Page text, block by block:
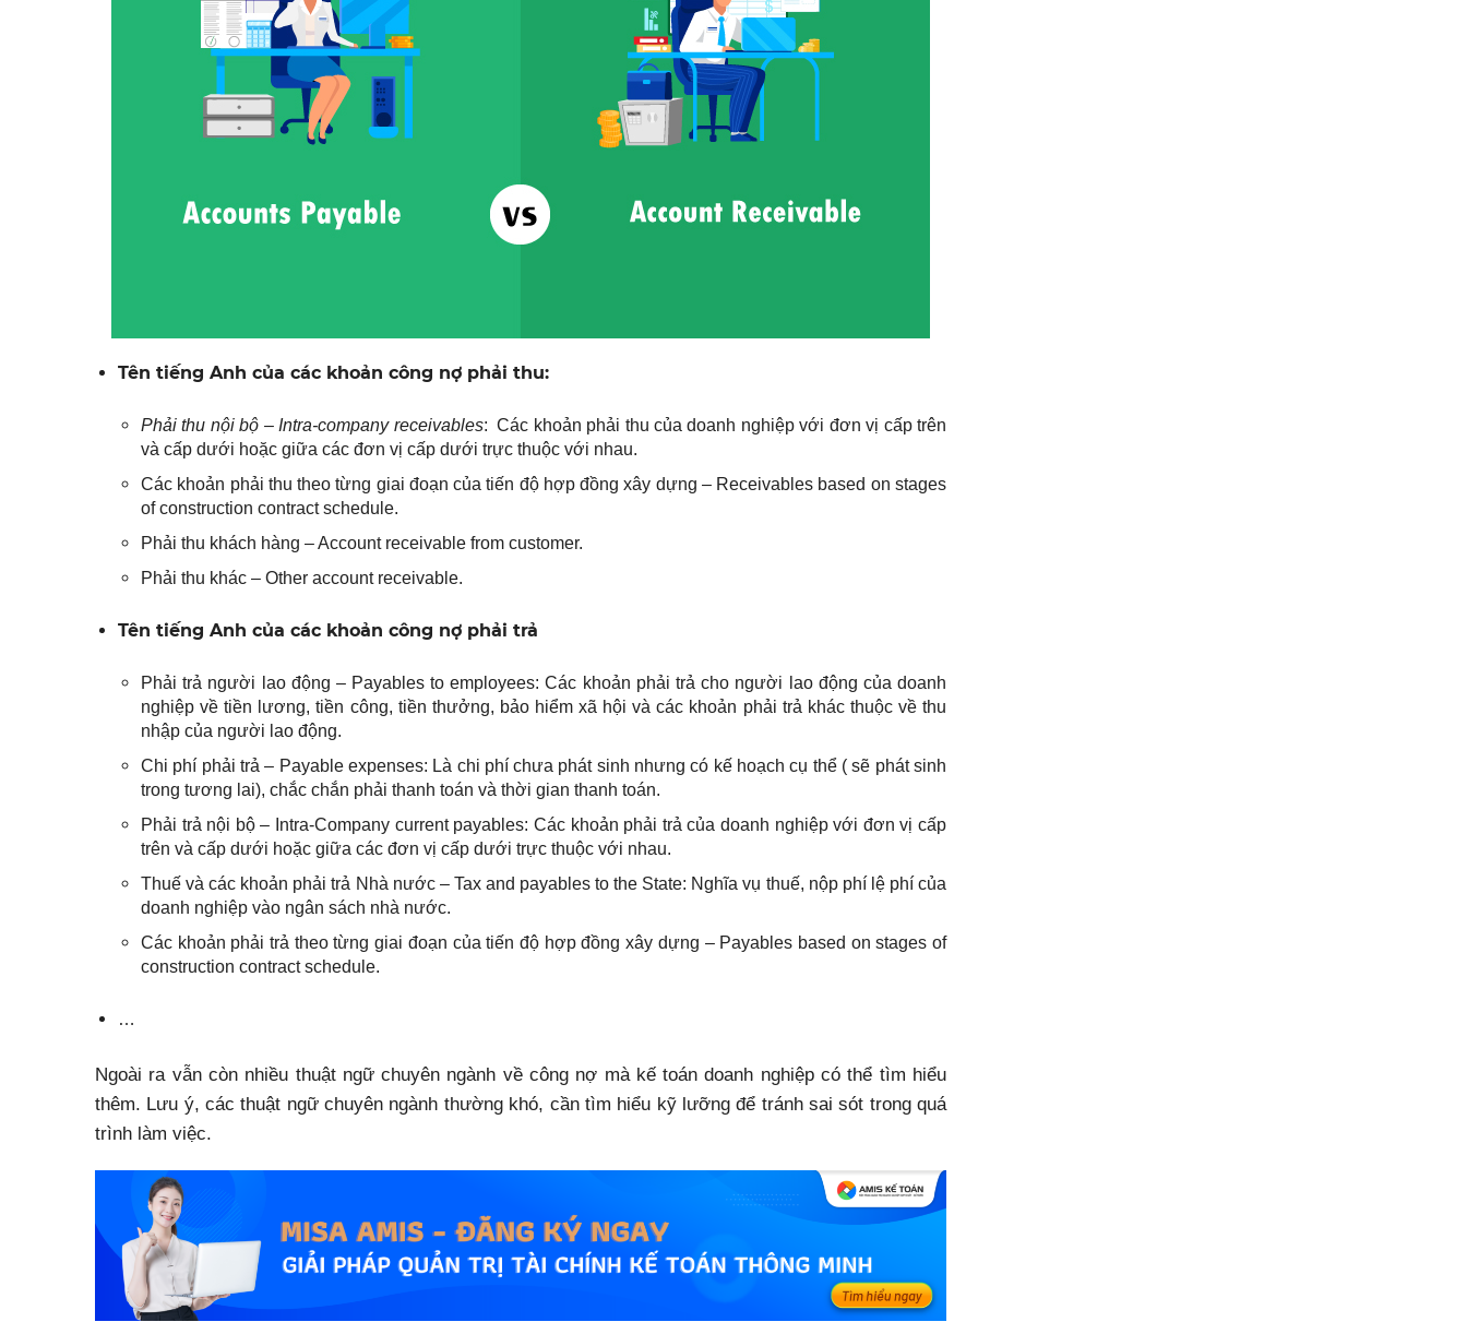
Tên tiếng Anh của các khoản công nợ phải thu:
Phải thu nội bộ – Intra-company receivables: Các khoản phải thu của doanh nghiệp với đơn vị cấp trên
và cấp dưới hoặc giữa các đơn vị cấp dưới trực thuộc với nhau.
Các khoản phải thu theo từng giai đoạn của tiến độ hợp đồng xây dựng – Receivables based on stages
of construction contract schedule.
Phải thu khách hàng – Account receivable from customer.
Phải thu khác – Other account receivable.
Tên tiếng Anh của các khoản công nợ phải trả
Phải trả người lao động – Payables to employees: Các khoản phải trả cho người lao động của doanh
nghiệp về tiền lương, tiền công, tiền thưởng, bảo hiểm xã hội và các khoản phải trả khác thuộc về thu
nhập của người lao động.
Chi phí phải trả – Payable expenses: Là chi phí chưa phát sinh nhưng có kế hoạch cụ thể ( sẽ phát sinh
trong tương lai), chắc chắn phải thanh toán và thời gian thanh toán.
Phải trả nội bộ – Intra-Company current payables: Các khoản phải trả của doanh nghiệp với đơn vị cấp
trên và cấp dưới hoặc giữa các đơn vị cấp dưới trực thuộc với nhau.
Thuế và các khoản phải trả Nhà nước – Tax and payables to the State: Nghĩa vụ thuế, nộp phí lệ phí của
doanh nghiệp vào ngân sách nhà nước.
Các khoản phải trả theo từng giai đoạn của tiến độ hợp đồng xây dựng – Payables based on stages of
construction contract schedule.
…
Ngoài ra vẫn còn nhiều thuật ngữ chuyên ngành về công nợ mà kế toán doanh nghiệp có thể tìm hiểu
thêm. Lưu ý, các thuật ngữ chuyên ngành thường khó, cần tìm hiểu kỹ lưỡng để tránh sai sót trong quá
trình làm việc.